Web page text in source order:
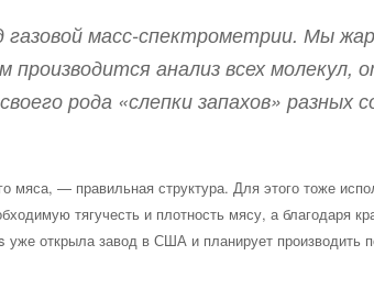
газовой масс-спектрометрии. Мы
анализ всех молекул,
рода «слепки запахов» разных
мяса, — правильная структура. Для этого тоже
тягучесть и плотность мясу, а благодаря
открыла завод в США и планирует производить